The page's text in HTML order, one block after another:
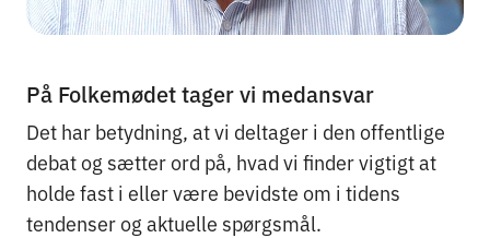
På Folkemødet tager vi medansvar
Det har betydning, at vi deltager i den offentlige
debat og sætter ord på, hvad vi finder vigtigt at
holde fast i eller være bevidste om i tidens
tendenser og aktuelle spørgsmål.